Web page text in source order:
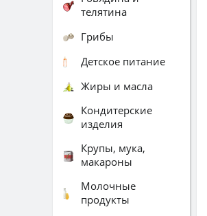
телятина
Грибы
Детское питание
Жиры и масла
Кондитерские
изделия
Крупы, мука,
макароны
Молочные
продукты